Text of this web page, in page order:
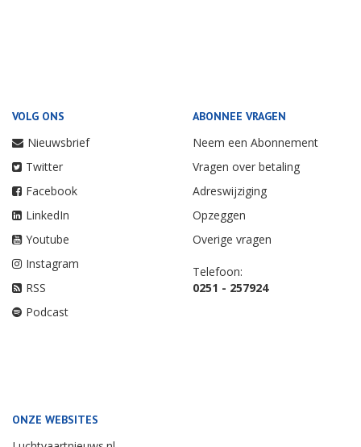
VOLG ONS
Nieuwsbrief
Twitter
Facebook
LinkedIn
Youtube
Instagram
RSS
Podcast
ABONNEE VRAGEN
Neem een Abonnement
Vragen over betaling
Adreswijziging
Opzeggen
Overige vragen
Telefoon:
0251 - 257924
ONZE WEBSITES